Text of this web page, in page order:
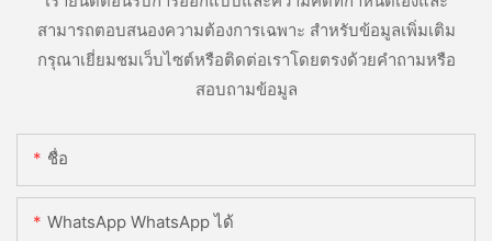
สามารถตอบสนองความต้องการเฉพาะ สำหรับข้อมูลเพิ่มเติม
กรุณาเยี่ยมชมเว็บไซต์หรือติดต่อเราโดยตรงด้วยคำถามหรือ
สอบถามข้อมูล
ชื่อ
WhatsApp WhatsApp ได้